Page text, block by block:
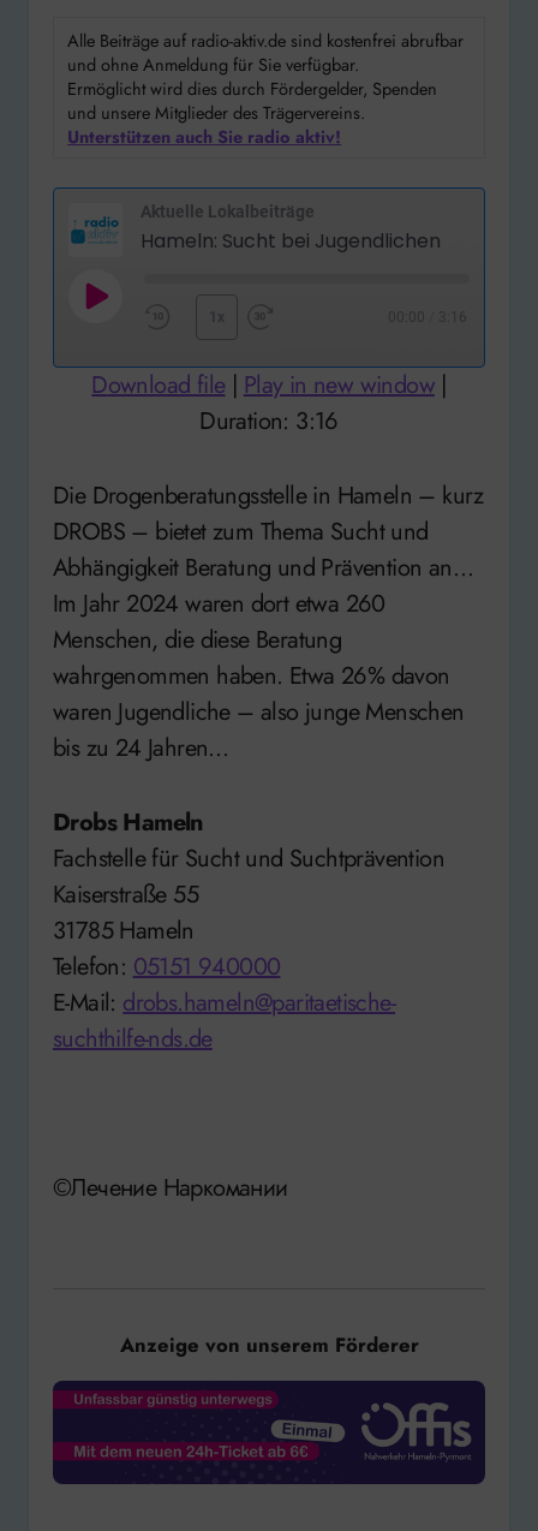
Alle Beiträge auf radio-aktiv.de sind kostenfrei abrufbar
und ohne Anmeldung für Sie verfügbar.
Ermöglicht wird dies durch Fördergelder, Spenden
und unsere Mitglieder des Trägervereins.
Unterstützen auch Sie radio aktiv!
Aktuelle Lokalbeiträge
Hameln: Sucht bei Jugendlichen
Play
10
1x
Forward
3:16
Download file| Play in new window|
Duration: 3:16
Die Drogenberatungsstelle in Hameln – kurz
DROBS – bietet zum Thema Sucht und
Abhängigkeit Beratung und Prävention an…
Im Jahr 2024 waren dort etwa 260
Menschen, die diese Beratung
wahrgenommen haben. Etwa 26% davon
waren Jugendliche – also junge Menschen
bis zu 24 Jahren…
Drobs Hameln
Fachstelle für Sucht und Suchtprävention
Kaiserstraße 55
31785 Hameln
Telefon: 05151 940000
E-Mail:drobs.hameln@paritaetische-
suchthilfe-nds.de
©Лечение Наркомании
Anzeige von unserem Förderer